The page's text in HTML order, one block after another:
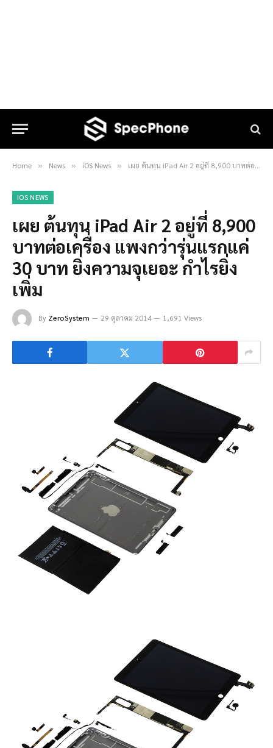
Home » News » iOS News » เผย ต้นทุน iPad Air 2 อยู่ที่ 8,900 บาทต่อเครื่อง แพงกว่ารุ่นแรกแค่ 30 บาท ยิ่งความจุเยอะ กำไรยิ่งเพิ่ม
IOS NEWS
เผย ต้นทุน iPad Air 2 อยู่ที่ 8,900
บาทต่อเครื่อง แพงกว่ารุ่นแรกแค่
30 บาท ยิ่งความจุเยอะ กำไรยิ่ง
เพิ่ม
By ZeroSystem 29 ตุลาคม 2014 1,691 Views